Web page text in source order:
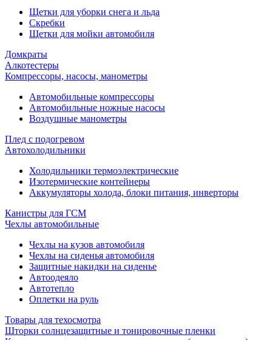
Щетки для уборки снега и льда
Скребки
Щетки для мойки автомобиля
Домкраты
Алкотестеры
Компрессоры, насосы, манометры
Автомобильные компрессоры
Автомобильные ножные насосы
Воздушные манометры
Плед с подогревом
Автохолодильники
Холодильники термоэлектрические
Изотермические контейнеры
Аккумуляторы холода, блоки питания, инверторы
Канистры для ГСМ
Чехлы автомобильные
Чехлы на кузов автомобиля
Чехлы на сиденья автомобиля
Защитные накидки на сиденье
Автоодеяло
Автотепло
Оплетки на руль
Товары для техосмотра
Шторки солнцезащитные и тонировочные пленки